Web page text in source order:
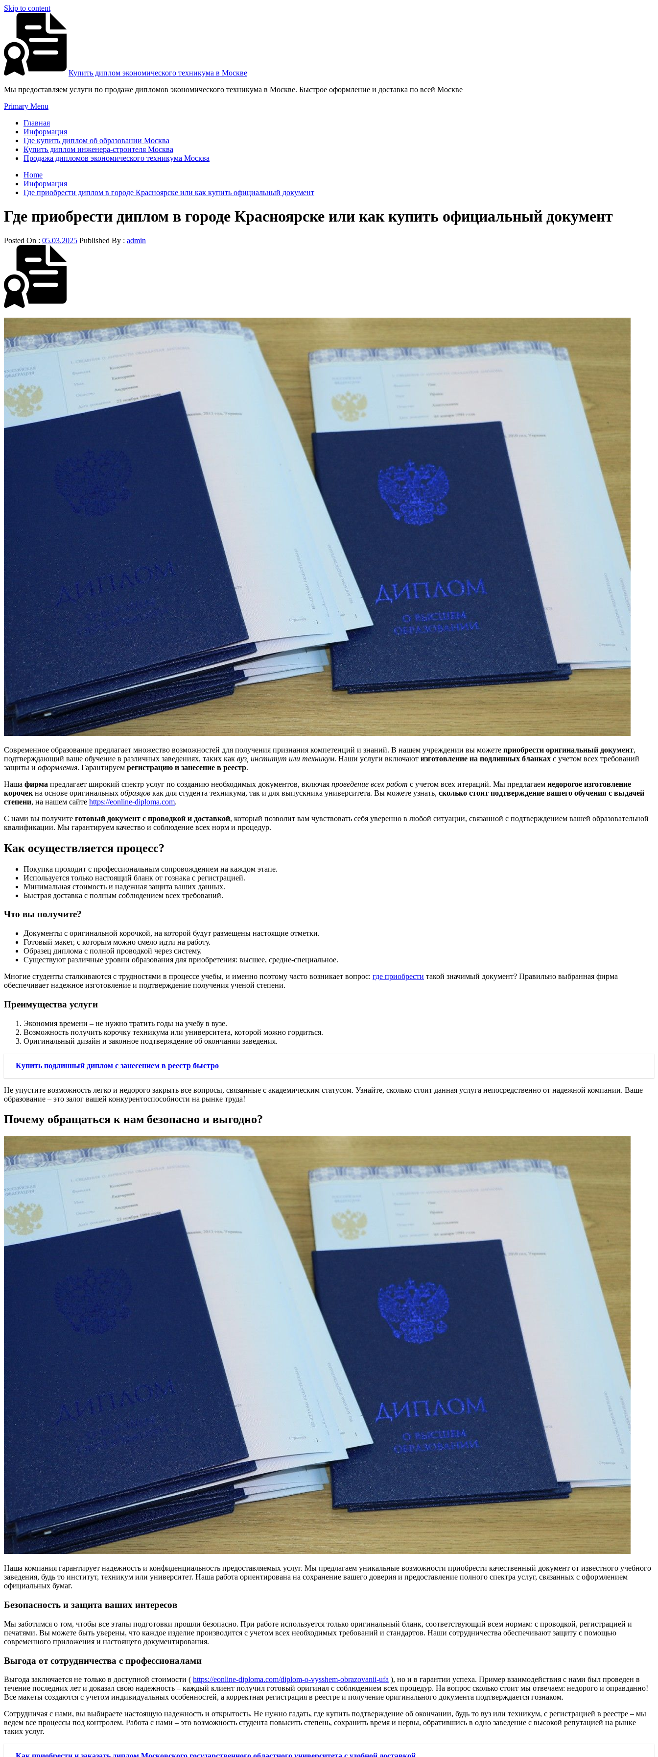
Skip to content
Купить диплом экономического техникума в Москве
Мы предоставляем услуги по продаже дипломов экономического техникума в Москве. Быстрое оформление и доставка по всей Москве
Primary Menu
Главная
Информация
Где купить диплом об образовании Москва
Купить диплом инженера-строителя Москва
Продажа дипломов экономического техникума Москва
Home
Информация
Где приобрести диплом в городе Красноярске или как купить официальный документ
Где приобрести диплом в городе Красноярске или как купить официальный документ
Posted On : 05.03.2025 Published By : admin
Современное образование предлагает множество возможностей для получения признания компетенций и знаний. В нашем учреждении вы можете приобрести оригинальный документ,
подтверждающий ваше обучение в различных заведениях, таких как вуз, институт или техникум. Наши услуги включают изготовление на подлинных бланках с учетом всех требований
защиты и оформления. Гарантируем регистрацию и занесение в реестр.
Наша фирма предлагает широкий спектр услуг по созданию необходимых документов, включая проведение всех работ с учетом всех итераций. Мы предлагаем недорогое изготовление
корочек на основе оригинальных образцов как для студента техникума, так и для выпускника университета. Вы можете узнать, сколько стоит подтверждение вашего обучения с выдачей
степени, на нашем сайте https://eonline-diploma.com.
С нами вы получите готовый документ с проводкой и доставкой, который позволит вам чувствовать себя уверенно в любой ситуации, связанной с подтверждением вашей образовательной
квалификации. Мы гарантируем качество и соблюдение всех норм и процедур.
Как осуществляется процесс?
Покупка проходит с профессиональным сопровождением на каждом этапе.
Используется только настоящий бланк от гознака с регистрацией.
Минимальная стоимость и надежная защита ваших данных.
Быстрая доставка с полным соблюдением всех требований.
Что вы получите?
Документы с оригинальной корочкой, на которой будут размещены настоящие отметки.
Готовый макет, с которым можно смело идти на работу.
Образец диплома с полной проводкой через систему.
Существуют различные уровни образования для приобретения: высшее, средне-специальное.
Многие студенты сталкиваются с трудностями в процессе учебы, и именно поэтому часто возникает вопрос: где приобрести такой значимый документ? Правильно выбранная фирма
обеспечивает надежное изготовление и подтверждение получения ученой степени.
Преимущества услуги
Экономия времени – не нужно тратить годы на учебу в вузе.
Возможность получить корочку техникума или университета, которой можно гордиться.
Оригинальный дизайн и законное подтверждение об окончании заведения.
Купить подлинный диплом с занесением в реестр быстро
Не упустите возможность легко и недорого закрыть все вопросы, связанные с академическим статусом. Узнайте, сколько стоит данная услуга непосредственно от надежной компании. Ваше
образование – это залог вашей конкурентоспособности на рынке труда!
Почему обращаться к нам безопасно и выгодно?
Наша компания гарантирует надежность и конфиденциальность предоставляемых услуг. Мы предлагаем уникальные возможности приобрести качественный документ от известного учебного
заведения, будь то институт, техникум или университет. Наша работа ориентирована на сохранение вашего доверия и предоставление полного спектра услуг, связанных с оформлением
официальных бумаг.
Безопасность и защита ваших интересов
Мы заботимся о том, чтобы все этапы подготовки прошли безопасно. При работе используется только оригинальный бланк, соответствующий всем нормам: с проводкой, регистрацией и
печатями. Вы можете быть уверены, что каждое изделие производится с учетом всех необходимых требований и стандартов. Наши сотрудничества обеспечивают защиту с помощью
современного приложения и настоящего документирования.
Выгода от сотрудничества с профессионалами
Выгода заключается не только в доступной стоимости ( https://eonline-diploma.com/diplom-o-vysshem-obrazovanii-ufa ), но и в гарантии успеха. Пример взаимодействия с нами был проведен в
течение последних лет и доказал свою надежность – каждый клиент получил готовый оригинал с соблюдением всех процедур. На вопрос сколько стоит мы отвечаем: недорого и оправданно!
Все макеты создаются с учетом индивидуальных особенностей, а корректная регистрация в реестре и получение оригинального документа подтверждается гознаком.
Сотрудничая с нами, вы выбираете настоящую надежность и открытость. Не нужно гадать, где купить подтверждение об окончании, будь то вуз или техникум, с регистрацией в реестре – мы
ведем все процессы под контролем. Работа с нами – это возможность студента повысить степень, сохранить время и нервы, обратившись в одно заведение с высокой репутацией на рынке
таких услуг.